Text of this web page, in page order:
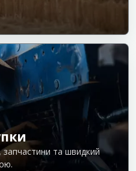
запчастини та швидкий